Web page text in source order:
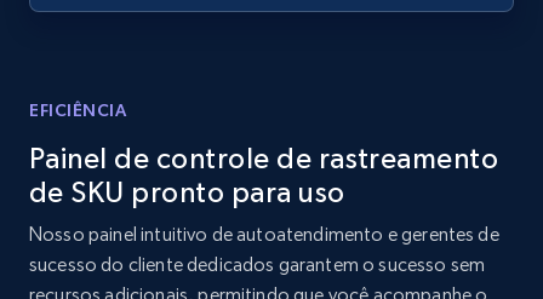
price, Currency, Availability, Reviews count, and
2.1K+ 375+ Comece agora
EFICIÊNCIA
Painel de controle de rastreamento
de SKU pronto para uso
Nosso painel intuitivo de autoatendimento e gerentes de
sucesso do cliente dedicados garantem o sucesso sem